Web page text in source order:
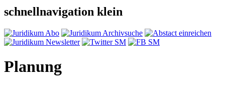
schnellnavigation klein
Planung